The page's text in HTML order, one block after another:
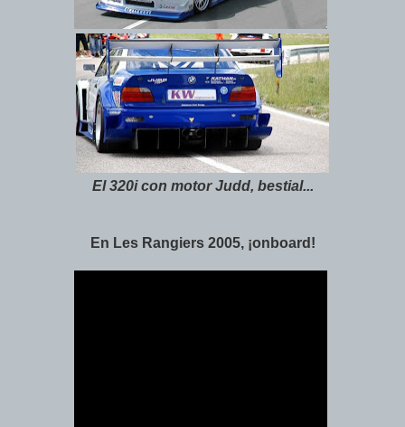
El 320i con motor Judd, bestial...
En Les Rangiers 2005, ¡onboard!